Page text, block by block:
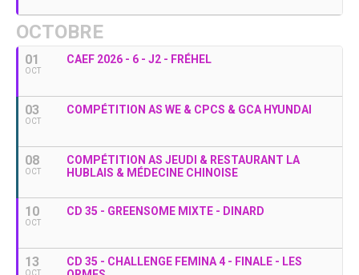
OCTOBRE
01
OCT
CAEF 2026 - 6 - J2 - FRÉHEL
03
OCT
COMPÉTITION AS WE & CPCS & GCA HYUNDAI
08
OCT
COMPÉTITION AS JEUDI & RESTAURANT LA
HUBLAIS & MÉDECINE CHINOISE
10
OCT
CD 35 - GREENSOME MIXTE - DINARD
13
OCT
CD 35 - CHALLENGE FEMINA 4 - FINALE - LES